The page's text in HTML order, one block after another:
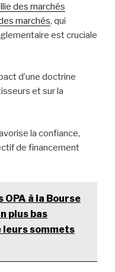
des marchés
marchés, qui
est cruciale
d’une doctrine
et sur la
la confiance,
de financement
OPA à la Bourse
plus bas
leurs sommets